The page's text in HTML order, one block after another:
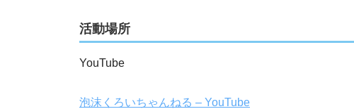
活動場所
YouTube
泡沫くろいちゃんねる – YouTube